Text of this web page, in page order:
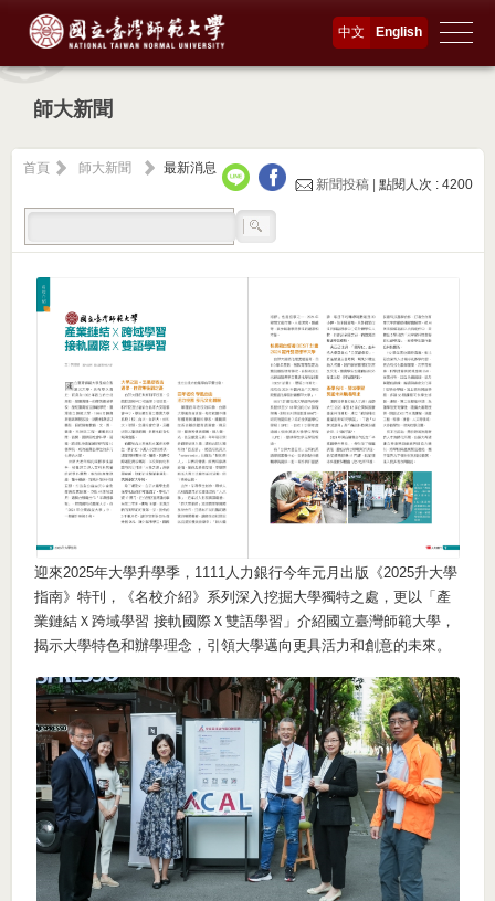
English
中文
師大新聞
首頁 師大新聞
最新消息
新聞投稿 |點閱人次 : 4200
迎來2025年大學升學季，1111人力銀行今年元月出版《2025升大學
指南》特刊，《名校介紹》系列深入挖掘大學獨特之處，更以「產
業鏈結Ｘ跨域學習 接軌國際Ｘ雙語學習」介紹國立臺灣師範大學，
揭示大學特色和辦學理念，引領大學邁向更具活力和創意的未來。